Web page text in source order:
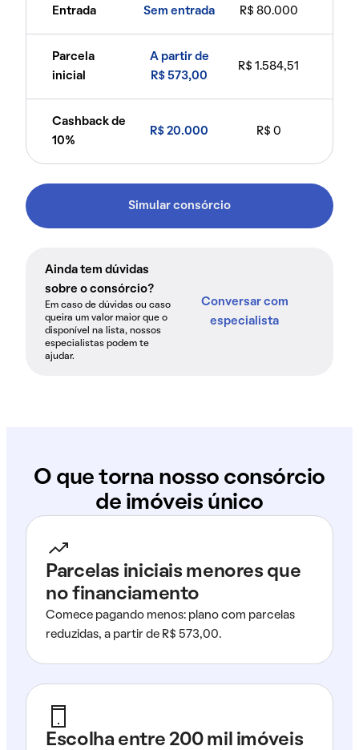
Entrada Sem entrada R$ 80.000
Parcela
inicial
A partir de
R$ 573,00
R$ 1.584,51
Cashback de
10%
R$ 20.000 R$ 0
Simular consórcio
Ainda tem dúvidas
sobre o consórcio?
Em caso de dúvidas ou caso
queira um valor maior que o
disponível na lista, nossos
especialistas podem te
ajudar.
Conversar com
especialista
O que torna nosso consórcio
de imóveis único
Parcelas iniciais menores que
no financiamento
Comece pagando menos: plano com parcelas
reduzidas, a partir de R$ 573,00.
Escolha entre 200 mil imóveis